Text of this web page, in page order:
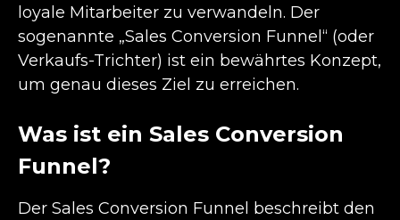
loyale Mitarbeiter zu verwandeln. Der
sogenannte „Sales Conversion Funnel“ (oder
Verkaufs-Trichter) ist ein bewährtes Konzept,
um genau dieses Ziel zu erreichen.
Was ist ein Sales Conversion
Funnel?
Der Sales Conversion Funnel beschreibt den